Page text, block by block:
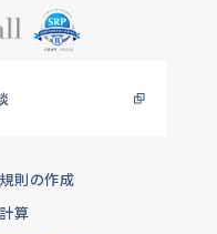
則の作成
算